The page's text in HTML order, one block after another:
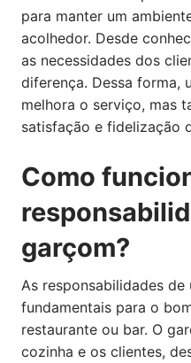
para manter um
acolhedor. Desde
as necessidades dos
diferença. Dessa forma,
melhora o serviço, mas
satisfação e fidelização
Como
garçom?
As responsabilidades de
fundamentais para o
restaurante ou bar. O
cozinha e os clientes,